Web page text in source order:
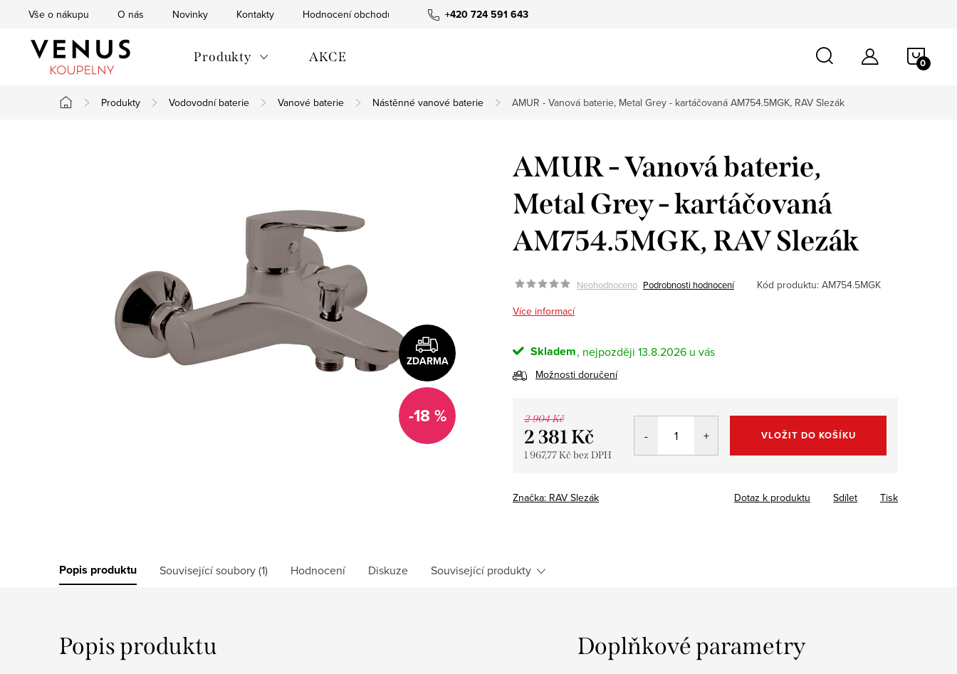
+420 724 591 643
Vše o nákupu O nás Novinky Kontakty Hodnocení obchodu
Produkty AKCE
Domů
Produkty Vodovodní baterie Vanové baterie Nástěnné vanové baterie AMUR - Vanová baterie, Metal Grey - kartáčovaná AM754.5MGK, RAV Slezák
ZDARMA
-18 %
AMUR - Vanová baterie,
Metal Grey - kartáčovaná
AM754.5MGK, RAV Slezák
Neohodnoceno Podrobnosti hodnocení Kód produktu: AM754.5MGK
Více informací
Skladem 13.8.2026
Možnosti doručení
2 904 Kč
2 381 Kč
1 967,77 Kč bez DPH
VLOŽIT DO KOŠÍKU
Značka: RAV Slezák Tisk
Dotaz k produktu Sdílet
Popis produktu Související soubory (1) Hodnocení Diskuze Související produkty
Popis produktu Doplňkové parametry